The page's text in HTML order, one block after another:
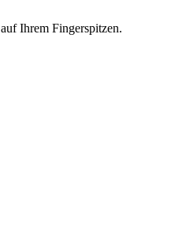
Ihrem Fingerspitzen.